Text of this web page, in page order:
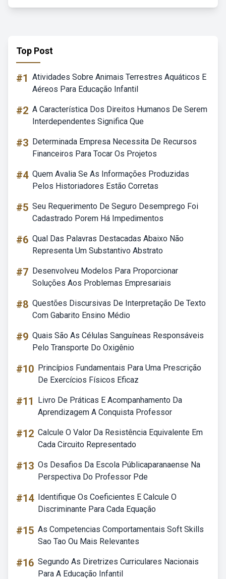
Top Post
#1 Atividades Sobre Animais Terrestres Aquáticos E
Aéreos Para Educação Infantil
#2 A Característica Dos Direitos Humanos De Serem
Interdependentes Significa Que
#3 Determinada Empresa Necessita De Recursos
Financeiros Para Tocar Os Projetos
#4 Quem Avalia Se As Informações Produzidas
Pelos Historiadores Estão Corretas
#5 Seu Requerimento De Seguro Desemprego Foi
Cadastrado Porem Há Impedimentos
#6 Qual Das Palavras Destacadas Abaixo Não
Representa Um Substantivo Abstrato
#7 Desenvolveu Modelos Para Proporcionar
Soluções Aos Problemas Empresariais
#8 Questões Discursivas De Interpretação De Texto
Com Gabarito Ensino Médio
#9 Quais São As Células Sanguíneas Responsáveis
Pelo Transporte Do Oxigênio
#10 Princípios Fundamentais Para Uma Prescrição
De Exercícios Físicos Eficaz
#11
Livro De Práticas E Acompanhamento Da
Aprendizagem A Conquista Professor
#12 Calcule O Valor Da Resistência Equivalente Em
Cada Circuito Representado
#13 Os Desafios Da Escola Públicaparanaense Na
Perspectiva Do Professor Pde
#14 Identifique Os Coeficientes E Calcule O
Discriminante Para Cada Equação
#15 As Competencias Comportamentais Soft Skills
Sao Tao Ou Mais Relevantes
#16 Segundo As Diretrizes Curriculares Nacionais
Para A Educação Infantil